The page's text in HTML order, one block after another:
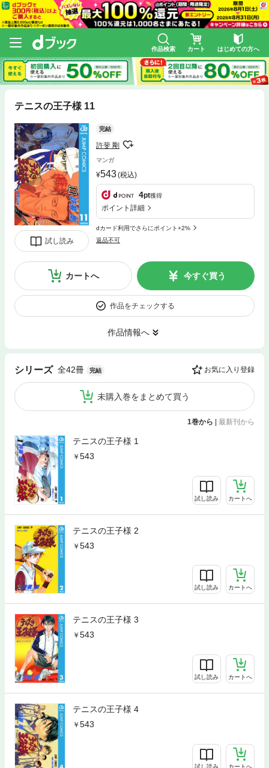
作品検索 カート はじめての方へ
テニスの王子様 11
試し読み
完結
許斐 剛
マンガ
543(税込)
4pt獲得
ポイント詳細
dカード利用でさらにポイント+2%
返品不可
カートへ 今すぐ買う
作品をチェックする
作品情報へ
シリーズ 全42冊 完結 お気に入り登録
未購入巻をまとめて買う
1巻から 最新刊から
テニスの王子様 1
543
試し読み カートへ
テニスの王子様 2
543
試し読み カートへ
テニスの王子様 3
543
試し読み カートへ
テニスの王子様 4
543
試し読み カートへ